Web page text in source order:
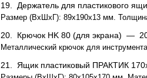
19. Держатель для пластикового
Размер (ВхШхГ): 89x190x13 мм.
20. Крючок HK 80 (для экрана) —
Металлический крючок для
21. Ящик пластиковый ПРАКТИК